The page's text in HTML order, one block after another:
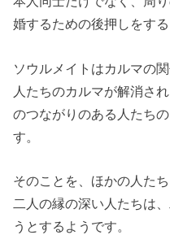
婚するための後押しをす
ソウルメイトはカルマの
人たちのカルマが解消さ
のつながりのある人たち
す。
そのことを、ほかの人た
二人の縁の深い人たちは
うとするようです。